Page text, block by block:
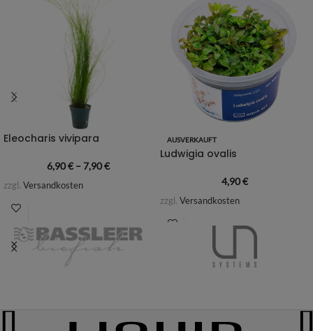
Eleocharis vivipara
6,90€– 7,90€
zzgl. Versandkosten
AUSVERKAUFT
Ludwigia ovalis
4,90€
zzgl. Versandkosten